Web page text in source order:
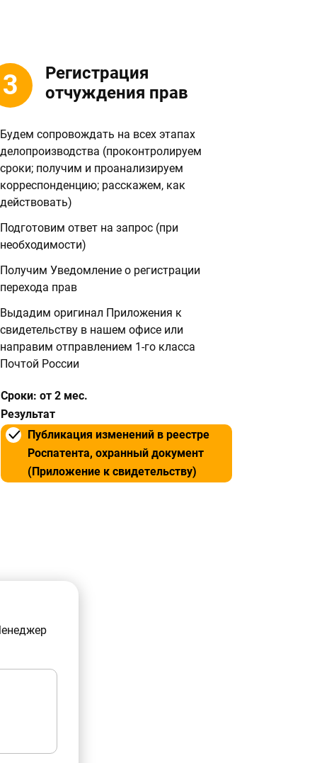
Регистрация
отчуждения прав
Будем сопровождать на всех этапах
делопроизводства (проконтролируем
сроки; получим и проанализируем
корреспонденцию; расскажем, как
действовать)
Подготовим ответ на запрос (при
необходимости)
Получим Уведомление о регистрации
перехода прав
Выдадим оригинал Приложения к
свидетельству в нашем офисе или
направим отправлением 1-го класса
Почтой России
Сроки: от 2 мес.
Результат
Публикация изменений в реестре
Роспатента, охранный документ
(Приложение к свидетельству)